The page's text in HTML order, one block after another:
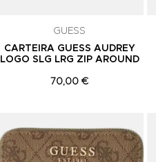
GUESS
CARTEIRA GUESS AUDREY
LOGO SLG LRG ZIP AROUND
70,00 €